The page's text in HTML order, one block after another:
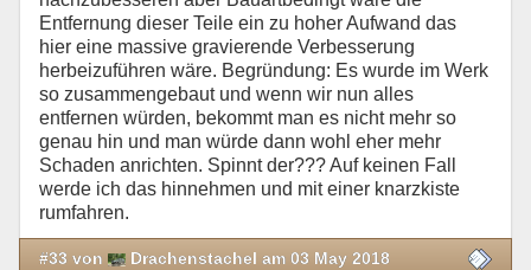
Entfernung dieser Teile ein zu hoher Aufwand das
hier eine massive gravierende Verbesserung
herbeizuführen wäre. Begründung: Es wurde im Werk
so zusammengebaut und wenn wir nun alles
entfernen würden, bekommt man es nicht mehr so
genau hin und man würde dann wohl eher mehr
Schaden anrichten. Spinnt der??? Auf keinen Fall
werde ich das hinnehmen und mit einer knarzkiste
rumfahren.
#33 von Drachenstachel am 03 May 2018